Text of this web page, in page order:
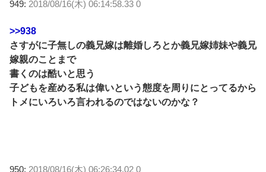
949: 2018/08/16(木) 06:14:58.33 0
>>938
さすがに子無しの義兄嫁は離婚しろとか義兄嫁姉妹や義兄
嫁親のことまで
書くのは酷いと思う
子どもを産める私は偉いという態度を周りにとってるから
トメにいろいろ言われるのではないのかな？
950: 2018/08/16(木) 06:26:34.02 0